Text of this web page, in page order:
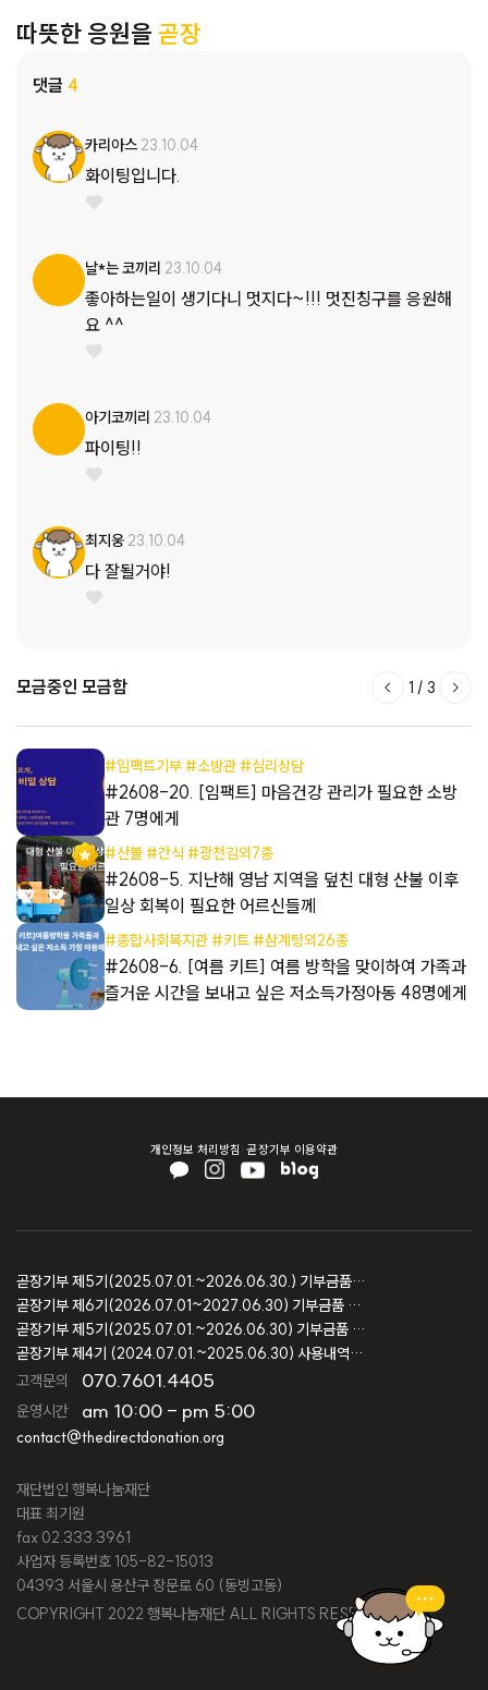
따뜻한 응원을 곧장
댓글 4
카리아스 23.10.04
화이팅입니다.
날*는 코끼리 23.10.04
좋아하는일이 생기다니 멋지다~!!! 멋진칭구를 응원해
요 ^^
아기코끼리 23.10.04
파이팅!!
최지웅 23.10.04
다 잘될거야!
모금중인 모금함 1 / 3
#임팩트기부 #소방관 #심리상담
#2608-20. [임팩트] 마음건강 관리가 필요한 소방
관 7명에게
#산불 #간식 #광천김외7종
#2608-5. 지난해 영남 지역을 덮친 대형 산불 이후
일상 회복이 필요한 어르신들께
#종합사회복지관 #키트 #삼계탕외26종
#2608-6. [여름 키트] 여름 방학을 맞이하여 가족과
즐거운 시간을 보내고 싶은 저소득가정아동 48명에게
개인정보 처리방침 곧장기부 이용약관
고객문의 070.7601.4405
운영시간 am 10:00 - pm 5:00
contact@thedirectdonation.org
재단법인 행복나눔재단
대표 최기원
fax 02.333.3961
사업자 등록번호 105-82-15013
04393 서울시 용산구 장문로 60 (동빙고동)
COPYRIGHT 2022 행복나눔재단 ALL RIGHTS RESERVED.
곧장기부 제5기(2025.07.01.~2026.06.30.) 기부금품 모집결과 보고
곧장기부 제6기(2026.07.01~2027.06.30) 기부금품 모집등록 보고
곧장기부 제5기(2025.07.01.~2026.06.30) 기부금품 모집등록 보고
곧장기부 제4기 (2024.07.01.~2025.06.30) 사용내역 및 회계감사 보고